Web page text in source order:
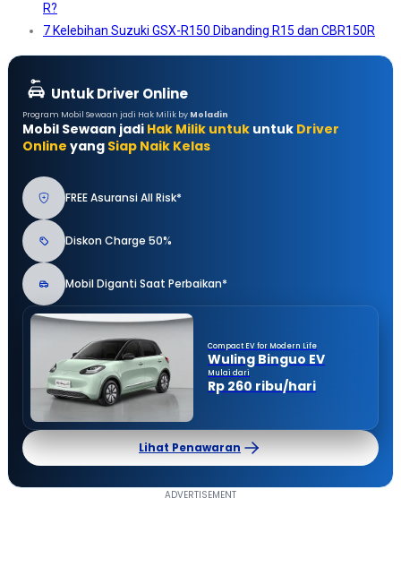
R?
7 Kelebihan Suzuki GSX-R150 Dibanding R15 dan CBR150R
Untuk Driver Online
Program Mobil Sewaan jadi Hak Milik by Moladin
Mobil Sewaan jadi Hak Milik untuk untuk Driver
Online yang Siap Naik Kelas
FREE Asuransi All Risk*
Diskon Charge 50%
Mobil Diganti Saat Perbaikan*
Compact EV for Modern Life
Wuling Binguo EV
Mulai dari
Rp 260 ribu/hari
Lihat Penawaran